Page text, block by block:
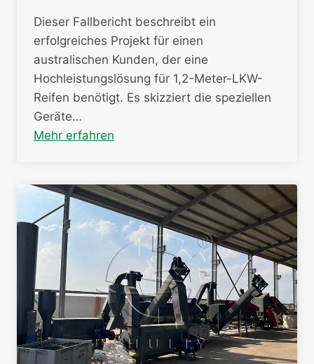
Dieser Fallbericht beschreibt ein
erfolgreiches Projekt für einen
australischen Kunden, der eine
Hochleistungslösung für 1,2-Meter-LKW-
Reifen benötigt. Es skizziert die speziellen
Geräte…
Mehr erfahren